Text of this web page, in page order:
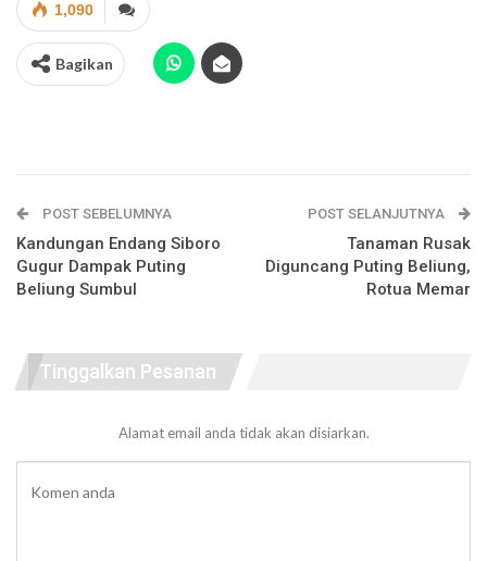
1,090
Bagikan
POST SEBELUMNYA
Kandungan Endang Siboro
Gugur Dampak Puting
Beliung Sumbul
POST SELANJUTNYA
Tanaman Rusak
Diguncang Puting Beliung,
Rotua Memar
Tinggalkan Pesanan
Alamat email anda tidak akan disiarkan.